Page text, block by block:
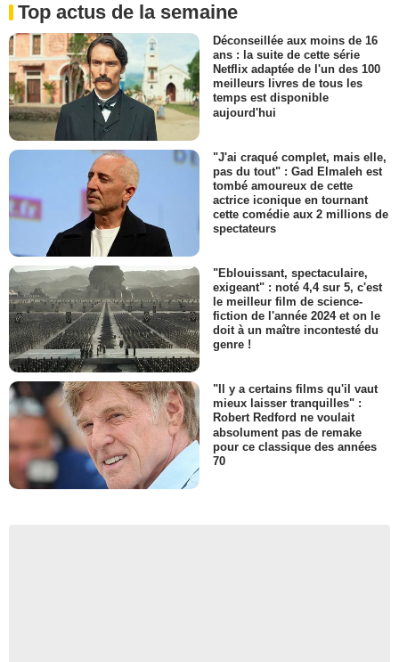
Top actus de la semaine
Déconseillée aux moins de 16
ans : la suite de cette série
Netflix adaptée de l'un des 100
meilleurs livres de tous les
temps est disponible
aujourd'hui
"J'ai craqué complet, mais elle,
pas du tout" : Gad Elmaleh est
tombé amoureux de cette
actrice iconique en tournant
cette comédie aux 2 millions de
spectateurs
"Eblouissant, spectaculaire,
exigeant" : noté 4,4 sur 5, c'est
le meilleur film de science-
fiction de l'année 2024 et on le
doit à un maître incontesté du
genre !
"Il y a certains films qu'il vaut
mieux laisser tranquilles" :
Robert Redford ne voulait
absolument pas de remake
pour ce classique des années
70